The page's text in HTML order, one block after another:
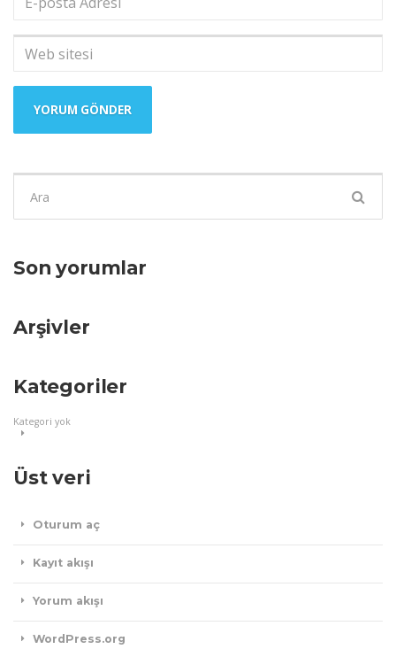
posta
Adresi*
Web
ara:
Son yorumlar
Arşivler
Kategoriler
Kategori yok
Üst veri
Oturum aç
Kayıt akışı
Yorum akışı
WordPress.org